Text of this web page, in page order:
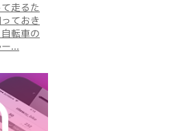
走るた
ておき
転車の
...